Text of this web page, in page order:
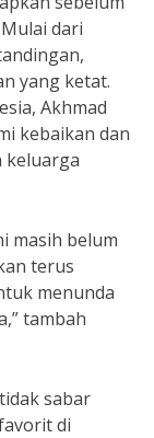
dari
yang ketat.
Akhmad
kebaikan dan
keluarga
masih belum
terus
menunda
tambah
sabar
di